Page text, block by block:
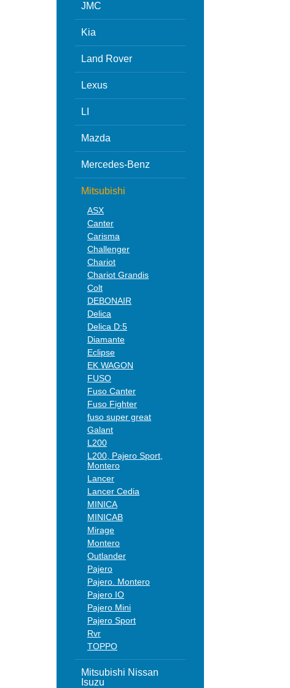
JMC
Kia
Land Rover
Lexus
LI
Mazda
Mercedes-Benz
Mitsubishi
ASX
Canter
Carisma
Challenger
Chariot
Chariot Grandis
Colt
DEBONAIR
Delica
Delica D:5
Diamante
Eclipse
EK WAGON
FUSO
Fuso Canter
Fuso Fighter
fuso super great
Galant
L200
L200, Pajero Sport,
Montero
Lancer
Lancer Cedia
MINICA
MINICAB
Mirage
Montero
Outlander
Pajero
Pajero. Montero
Pajero IO
Pajero Mini
Pajero Sport
Rvr
TOPPO
Mitsubishi Nissan
Isuzu